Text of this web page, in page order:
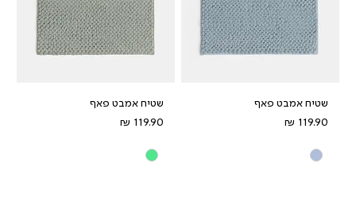
שטיח אמבט פאף
מחיר
שטיח אמבט פאף
מחיר